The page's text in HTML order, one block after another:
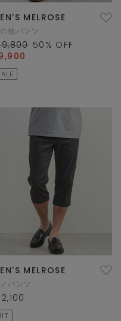
MELROSE
他パンツ
50 % OFF
MELROSE
パンツ